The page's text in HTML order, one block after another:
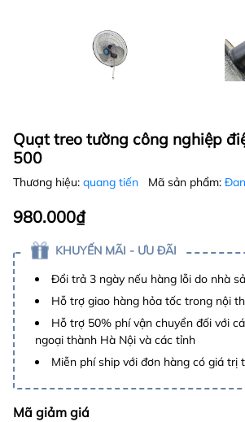
Quạt treo tường công nghiệp
500
Thương hiệu: quang tiến Mã sản phẩm:
980.000₫
KHUYẾN MÃI - ƯU ĐÃI
Đổi trả 3 ngày nếu hàng lỗi do nhà
Hỗ trợ giao hàng hỏa tốc trong nội
Hỗ trợ 50% phí vận chuyển đối với
ngoại thành Hà Nội và các tỉnh
Miễn phí ship với đơn hàng có giá trị
Mã giảm giá